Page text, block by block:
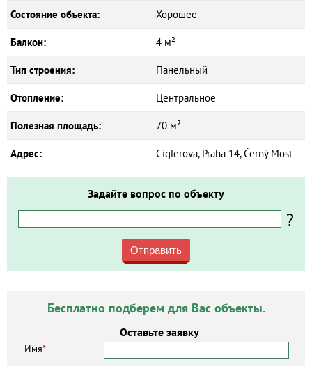
Состояние объекта: Хорошее
Балкон: 4 м²
Тип строения: Панельный
Отопление: Центральное
Полезная площадь: 70 м²
Адрес: Cíglerova, Praha 14, Černý Most
Задайте вопрос по объекту
?
Отправить
Бесплатно подберем для Вас объекты.
Оставьте заявку
Имя*